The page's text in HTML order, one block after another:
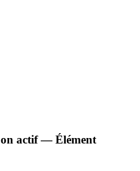
actif — Élément